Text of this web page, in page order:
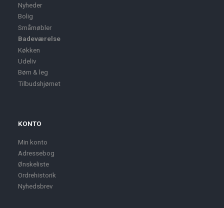
Nyheder
Bolig
Småmøbler
Badeværelse
Køkken
Udeliv
Børn & leg
Tilbudshjørnet
KONTO
Min konto
Adressebog
Ønskeliste
Ordrehistorik
Nyhedsbrev